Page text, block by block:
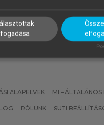
ALAPELVEK MI – ÁLTALÁNOS
RÓLUNK SÜTI